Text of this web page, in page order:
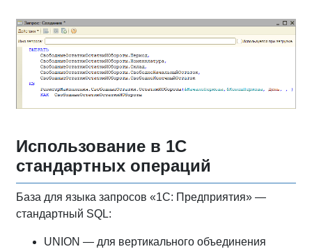
Использование в 1С
стандартных операций
База для языка запросов «1С: Предприятия» —
стандартный SQL:
UNION — для вертикального объединения